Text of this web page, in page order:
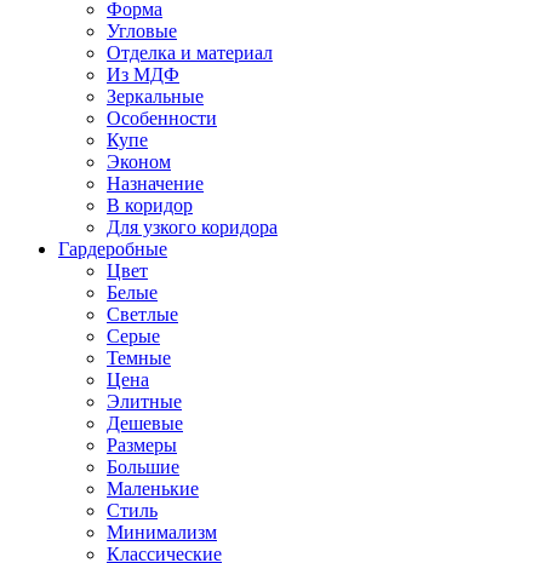
Форма
Угловые
Отделка и материал
Из МДФ
Зеркальные
Особенности
Купе
Эконом
Назначение
В коридор
Для узкого коридора
Гардеробные
Цвет
Белые
Светлые
Серые
Темные
Цена
Элитные
Дешевые
Размеры
Большие
Маленькие
Стиль
Минимализм
Классические